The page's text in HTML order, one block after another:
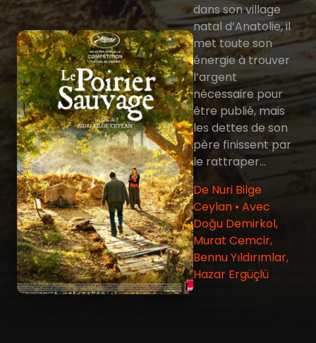
dans son village
natal d’Anatolie, il
met toute son
énergie à trouver
l’argent
nécessaire pour
être publié, mais
les dettes de son
père finissent par
le rattraper…
De Nuri Bilge
Ceylan • Avec
Doğu Demirkol,
Murat Cemcir,
Bennu Yıldırımlar,
Hazar Ergüçlü